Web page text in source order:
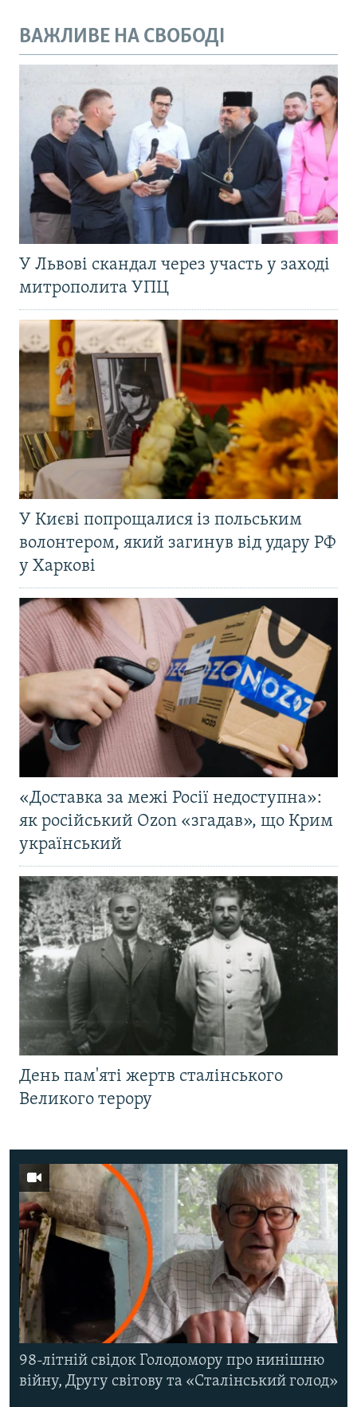
ВАЖЛИВЕ НА СВОБОДІ
У Львові скандал через участь у заході
митрополита УПЦ
У Києві попрощалися із польським
волонтером, який загинув від удару РФ
у Харкові
«Доставка за межі Росії недоступна»:
як російський Ozon «згадав», що Крим
український
День пам'яті жертв сталінського
Великого терору
98-літній свідок Голодомору про нинішню
війну, Другу світову та «Сталінський голод»